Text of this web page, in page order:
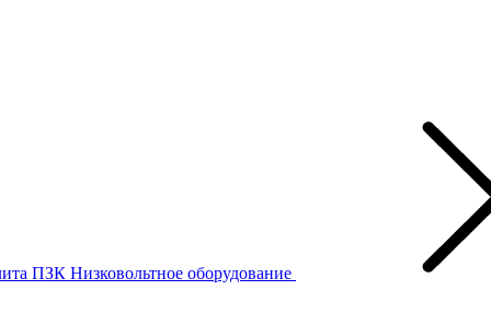
ПЗК Низковольтное оборудование